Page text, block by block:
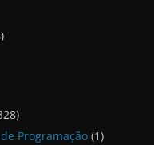
Programação (1)